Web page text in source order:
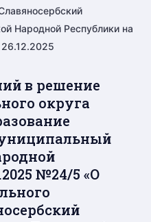
Народной Республики на
в решение
округа
№24/5 «О